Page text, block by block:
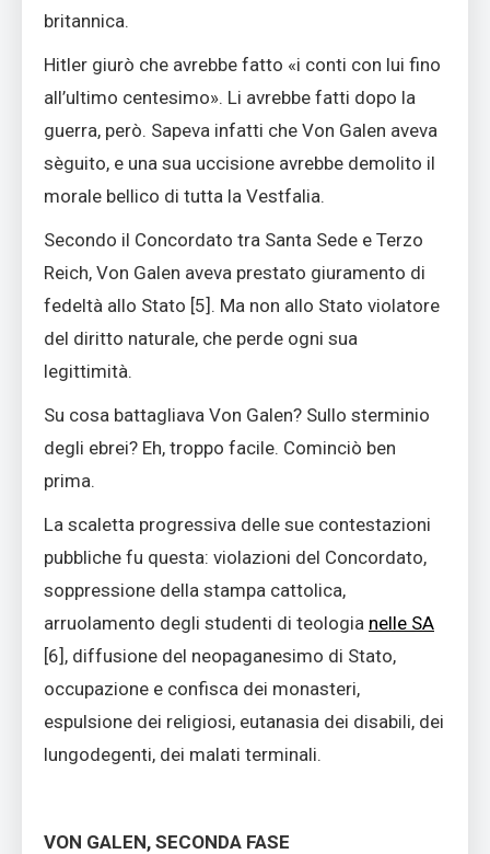
britannica.
Hitler giurò che avrebbe fatto «i conti con lui fino
all’ultimo centesimo». Li avrebbe fatti dopo la
guerra, però. Sapeva infatti che Von Galen aveva
sèguito, e una sua uccisione avrebbe demolito il
morale bellico di tutta la Vestfalia.
Secondo il Concordato tra Santa Sede e Terzo
Reich, Von Galen aveva prestato giuramento di
fedeltà allo Stato [5] . Ma non allo Stato violatore
del diritto naturale, che perde ogni sua
legittimità.
Su cosa battagliava Von Galen? Sullo sterminio
degli ebrei? Eh, troppo facile. Cominciò ben
prima.
La scaletta progressiva delle sue contestazioni
pubbliche fu questa: violazioni del Concordato,
soppressione della stampa cattolica,
arruolamento degli studenti di teologia nelle SA
[6] , diffusione del neopaganesimo di Stato,
occupazione e confisca dei monasteri,
espulsione dei religiosi, eutanasia dei disabili, dei
lungodegenti, dei malati terminali.
VON GALEN, SECONDA FASE